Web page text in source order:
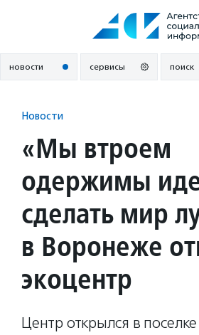
новости сервисы поиск
Новости
«Мы втроем
одержимы
сделать мир
в Воронеже
экоцентр
Центр открылся в